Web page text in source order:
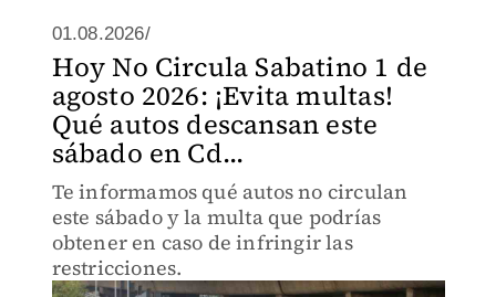
01.08.2026/
Hoy No Circula Sabatino 1 de
agosto 2026: ¡Evita multas!
Qué autos descansan este
sábado en Cd...
Te informamos qué autos no circulan
este sábado y la multa que podrías
obtener en caso de infringir las
restricciones.